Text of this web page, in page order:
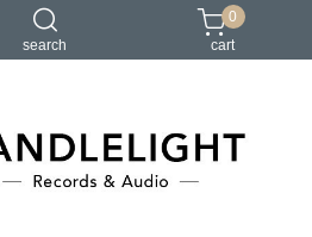
search
聖誕節 鏈鋸人蕾潔篇 黑潮好針
0
cart